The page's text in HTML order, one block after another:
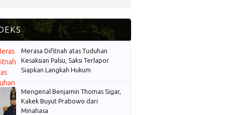
Merasa Difitnah atas Tuduhan
Kesaksian Palsu, Saksi Terlapor
Siapkan Langkah Hukum
Mengenal Benjamin Thomas Sigar,
Kakek Buyut Prabowo dari
Minahasa